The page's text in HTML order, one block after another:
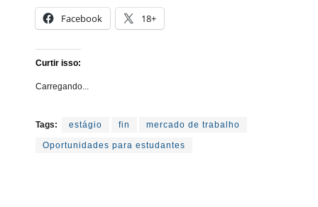
Facebook 18+
Curtir isso:
Carregando...
Tags: estágio fin mercado de trabalho
Oportunidades para estudantes